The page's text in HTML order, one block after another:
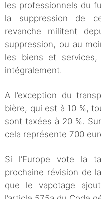
les professionnels du
la suppression de
revanche militent
suppression, ou au
les biens et services,
intégralement.
A l’exception du
bière, qui est à 10 %,
sont taxées à 20 %.
cela représente 700
Si l’Europe vote la
prochaine révision de
que le vapotage